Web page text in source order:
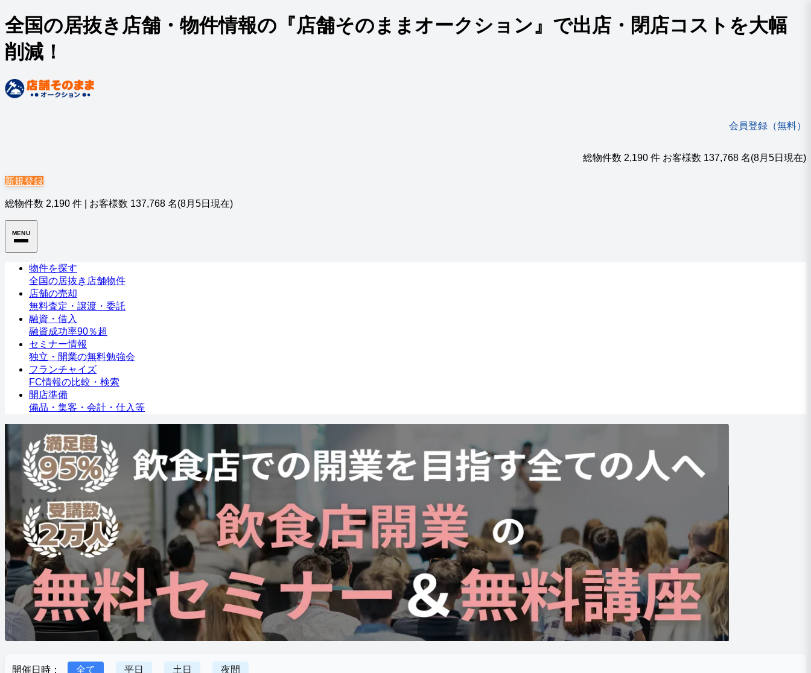
全国の居抜き店舗・物件情報の『店舗そのままオークション』で出店・閉店コストを大幅
削減！
会員登録（無料）
総物件数 2,190 件 お客様数 137,768 名(8月5日現在)
新規登録
総物件数 2,190 件 お客様数 137,768 名(8月5日現在)
MENU
物件を探す
全国の居抜き店舗物件
店舗の売却
無料査定・譲渡・委託
融資・借入
融資成功率90％超
セミナー情報
独立・開業の無料勉強会
フランチャイズ
FC情報の比較・検索
開店準備
備品・集客・会計・仕入等
開催日時： 全て 平日 土日
夜間